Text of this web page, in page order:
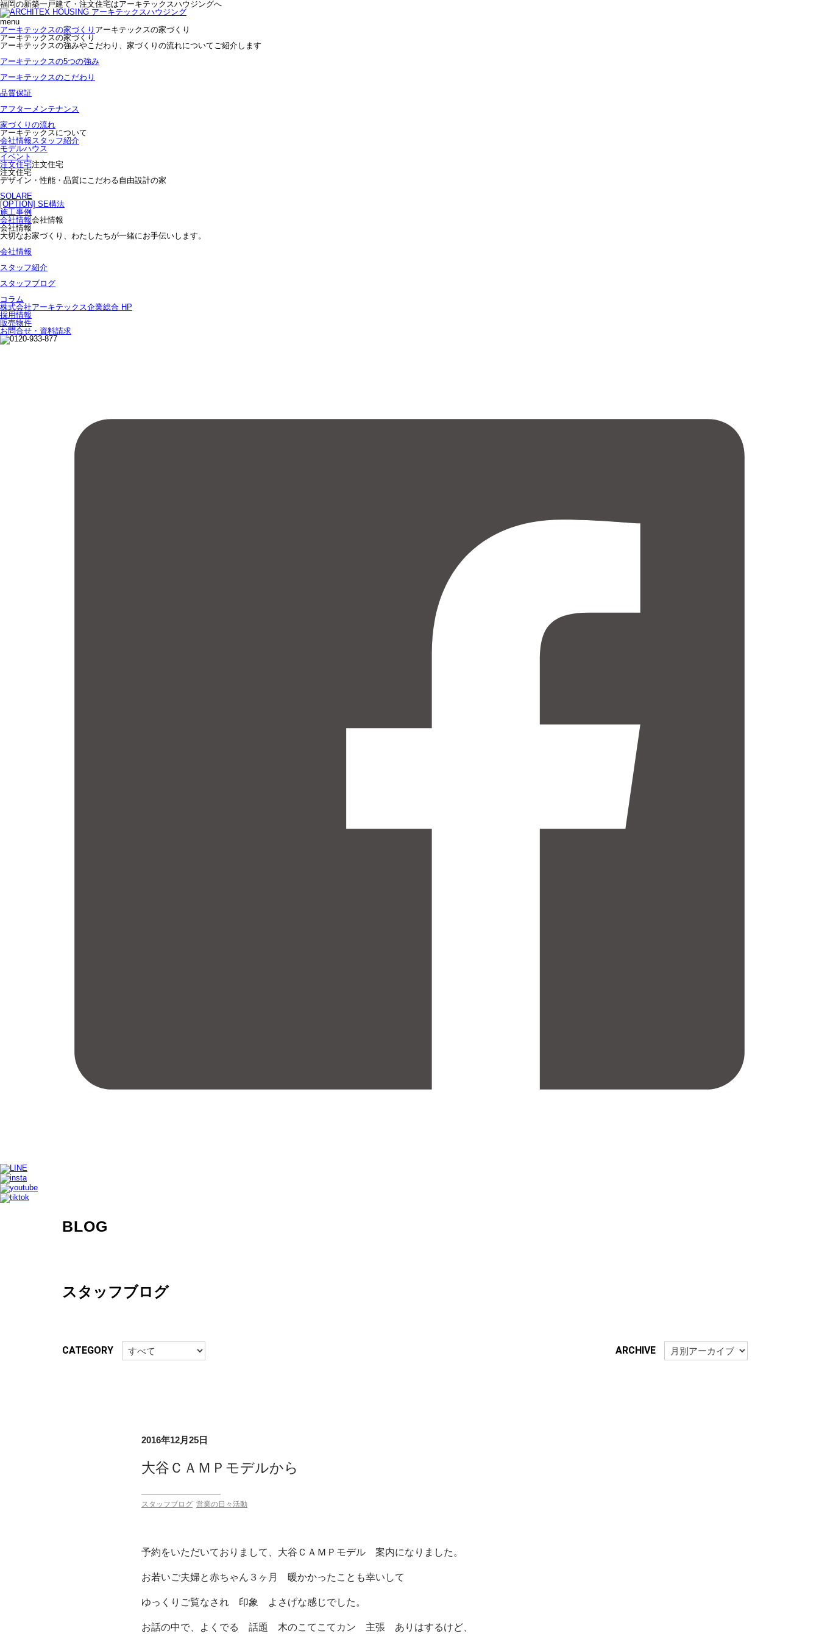
福岡の新築一戸建て・注文住宅はアーキテックスハウジングへ
menu
アーキテックスの家づくり アーキテックスの家づくり
アーキテックスの家づくり
アーキテックスの強みやこだわり、家づくりの流れについてご紹介します
アーキテックスの5つの強み
アーキテックスのこだわり
品質保証
アフターメンテナンス
家づくりの流れ
アーキテックスについて
会社情報スタッフ紹介
モデルハウス
イベント
注文住宅注文住宅
注文住宅
デザイン・性能・品質にこだわる自由設計の家
SOLARE
[OPTION] SE構法
施工事例
会社情報会社情報
会社情報
大切なお家づくり、わたしたちが一緒にお手伝いします。
会社情報
スタッフ紹介
スタッフブログ
コラム
株式会社アーキテックス企業総合 HP
採用情報
販売物件
お問合せ・資料請求
BLOG
スタッフブログ
CATEGORY ARCHIVE
2016年12月25日
大谷ＣＡＭＰモデルから
スタッフブログ 営業の日々活動
予約をいただいておりまして、大谷ＣＡＭＰモデル 案内になりました。
お若いご夫婦と赤ちゃん３ヶ月 暖かかったことも幸いして
ゆっくりご覧なされ 印象 よさげな感じでした。
お話の中で、よくでる 話題 木のこてこてカン 主張 ありはするけど、